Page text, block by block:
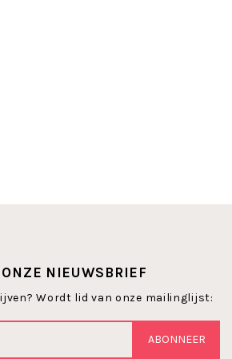
NIEUWSBRIEF
Wordt lid van onze mailinglijst:
ABONNEER